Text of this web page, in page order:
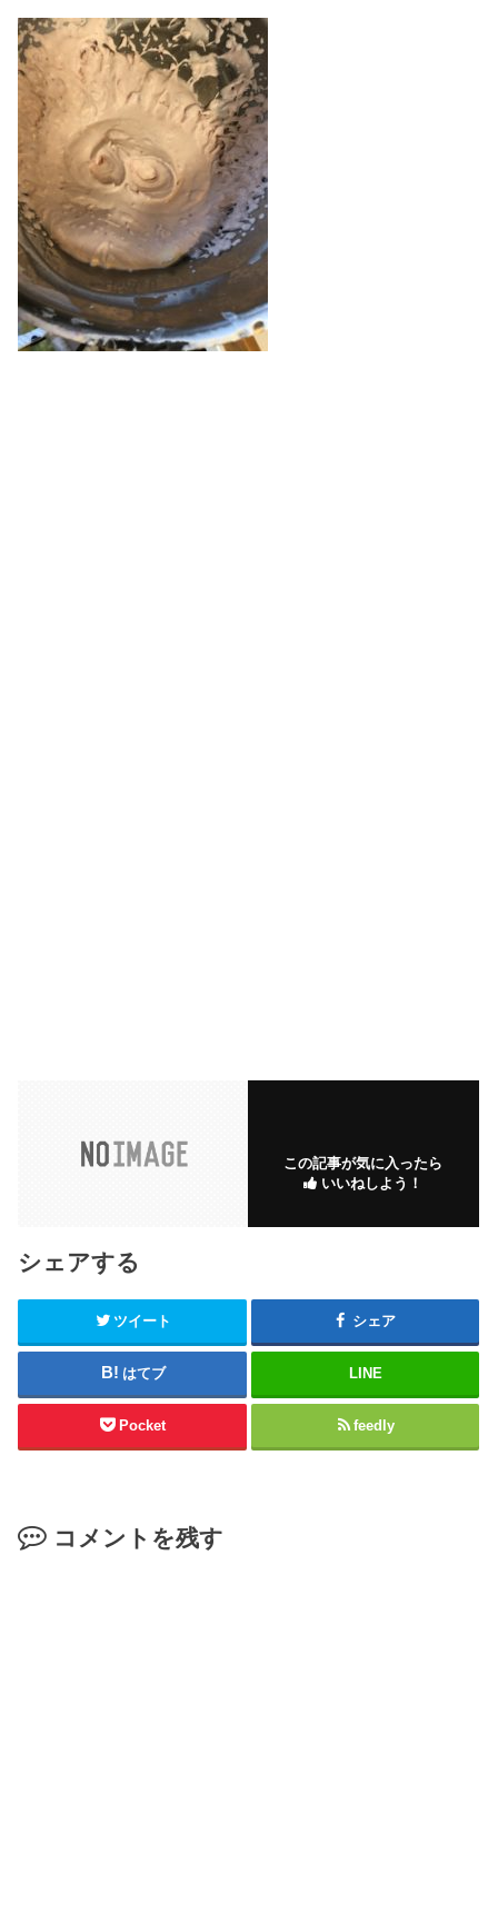
この記事が気に入ったら
いいねしよう！
シェアする
ツイート シェア
はてブ LINE
Pocket feedly
コメントを残す